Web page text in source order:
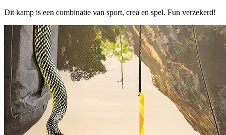
Dit kamp is een combinatie van sport, crea en spel. Fun verzekerd!